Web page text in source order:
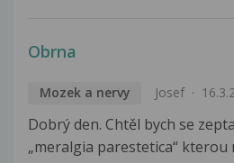
Obrna
Mozek a nervy Josef
Dobrý den. Chtěl bych se
„meralgia parestetica“ kterou